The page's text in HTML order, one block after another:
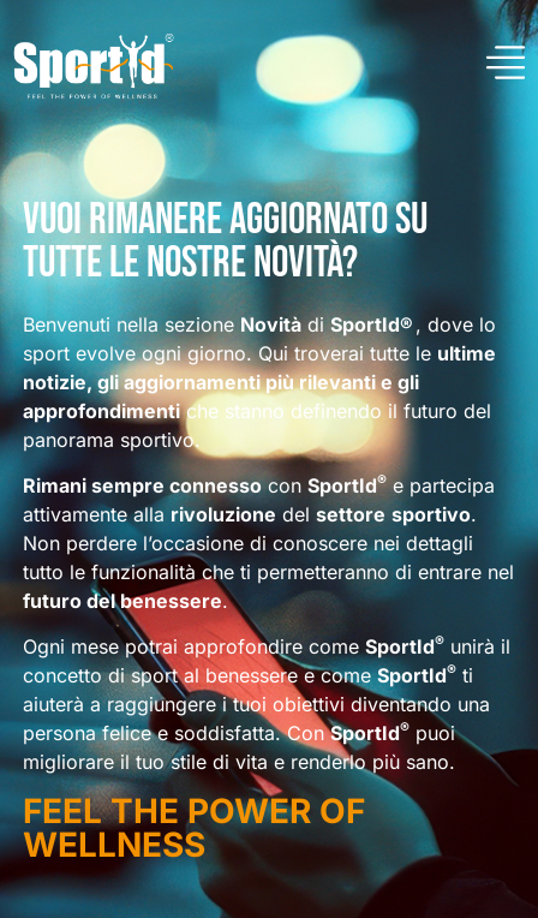
Vuoi rimanere aggiornato su
tutte le nostre novità?
Benvenuti nella sezione Novitàdi SportId® , dove lo
sport evolve ogni giorno. Qui troverai tutte le ultime
notizie, gli aggiornamenti più rilevanti e gli
approfondimentiche stanno definendo il futuro del
panorama sportivo.
Rimani sempre connessocon SportId®e partecipa
attivamente alla rivoluzione del settore sportivo.
Non perdere l’occasione di conoscere nei dettagli
tutto le funzionalità che ti permetteranno di entrare nel
futuro del benessere.
Ogni mese potrai approfondire come SportId®unirà il
concetto di sport al benessere e comeSportId®ti
aiuterà a raggiungere i tuoi obiettivi diventando una
persona felice e soddisfatta. ConSportId®puoi
migliorare il tuo stile di vita e renderlo più sano.
FEEL THE POWER OF
WELLNESS